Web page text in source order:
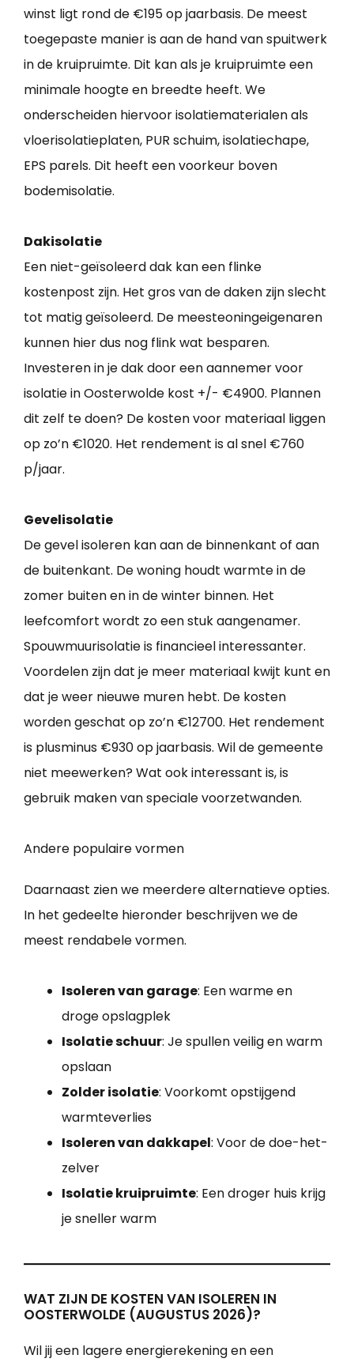
winst ligt rond de €195 op jaarbasis. De meest
toegepaste manier is aan de hand van spuitwerk
in de kruipruimte. Dit kan als je kruipruimte een
minimale hoogte en breedte heeft. We
onderscheiden hiervoor isolatiematerialen als
vloerisolatieplaten, PUR schuim, isolatiechape,
EPS parels. Dit heeft een voorkeur boven
bodemisolatie.
Dakisolatie
Een niet-geïsoleerd dak kan een flinke
kostenpost zijn. Het gros van de daken zijn slecht
tot matig geïsoleerd. De meesteoningeigenaren
kunnen hier dus nog flink wat besparen.
Investeren in je dak door een aannemer voor
isolatie in Oosterwolde kost +/- €4900. Plannen
dit zelf te doen? De kosten voor materiaal liggen
op zo’n €1020. Het rendement is al snel €760
p/jaar.
Gevelisolatie
De gevel isoleren kan aan de binnenkant of aan
de buitenkant. De woning houdt warmte in de
zomer buiten en in de winter binnen. Het
leefcomfort wordt zo een stuk aangenamer.
Spouwmuurisolatie is financieel interessanter.
Voordelen zijn dat je meer materiaal kwijt kunt en
dat je weer nieuwe muren hebt. De kosten
worden geschat op zo’n €12700. Het rendement
is plusminus €930 op jaarbasis. Wil de gemeente
niet meewerken? Wat ook interessant is, is
gebruik maken van speciale voorzetwanden.
Andere populaire vormen
Daarnaast zien we meerdere alternatieve opties.
In het gedeelte hieronder beschrijven we de
meest rendabele vormen.
Isoleren van garage: Een warme en
droge opslagplek
Isolatie schuur: Je spullen veilig en warm
opslaan
Zolder isolatie: Voorkomt opstijgend
warmteverlies
Isoleren van dakkapel: Voor de doe-het-
zelver
Isolatie kruipruimte: Een droger huis krijg
je sneller warm
WAT ZIJN DE KOSTEN VAN ISOLEREN IN
OOSTERWOLDE (AUGUSTUS 2026)?
Wil jij een lagere energierekening en een